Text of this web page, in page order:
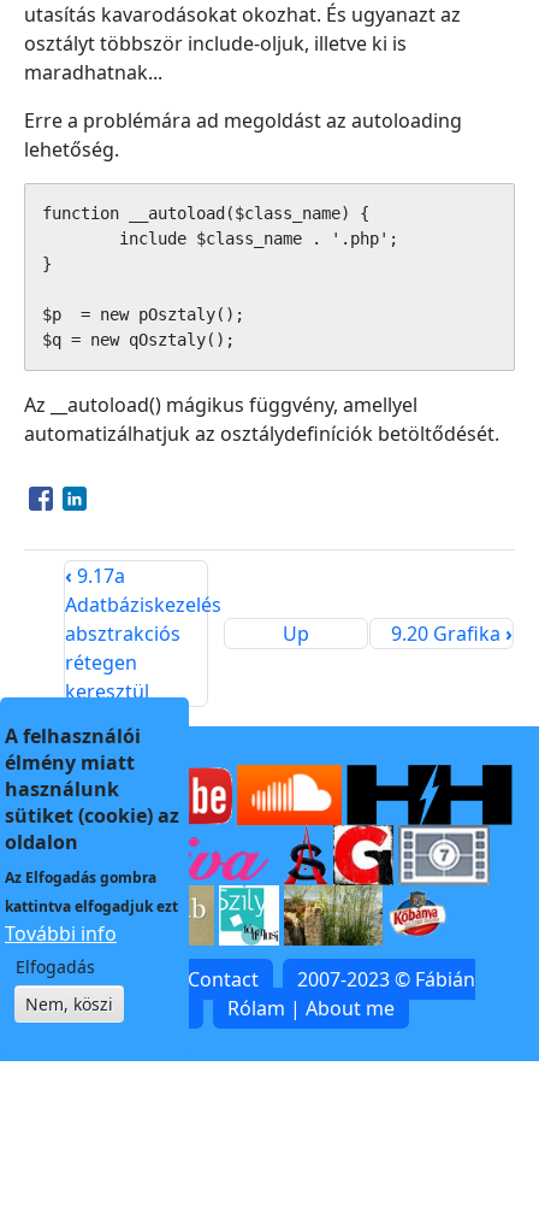
utasítás kavarodásokat okozhat. És ugyanazt az
osztályt többször include-oljuk, illetve ki is
maradhatnak...
Erre a problémára ad megoldást az autoloading
lehetőség.
function __autoload($class_name) {
}
$p  = new pOsztaly();
Az __autoload() mágikus függvény, amellyel
automatizálhatjuk az osztálydefiníciók betöltődését.
Opens in a new window
Opens in a new window
‹ 9.17a
Adatbáziskezelés
absztrakciós
rétegen
keresztül
Up 9.20 Grafika›
Kapcsolat | Contact
2007-2023 © Fábián
Rólam | About me
A felhasználói
élmény miatt
használunk
sütiket (cookie) az
oldalon
Az Elfogadásgombra
kattintva elfogadjuk ezt
További info
Elfogadás
Nem, köszi